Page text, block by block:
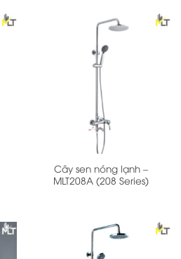
Cây sen nóng lạnh –
MLT208A (208 Series)